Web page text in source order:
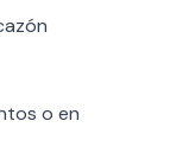
o en